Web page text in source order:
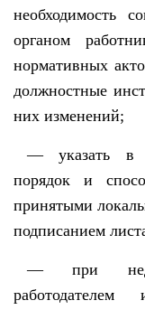
необходимость
органом
нормативных
должностные
них изменений;
— указать в
порядок и
принятыми
подписанием
— при